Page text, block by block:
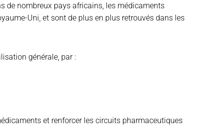
de nombreux pays africains, les médicaments
Uni, et sont de plus en plus retrouvés dans les
générale, par :
et renforcer les circuits pharmaceutiques